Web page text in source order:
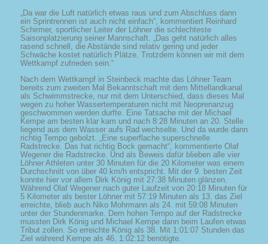
„Da war die Luft natürlich etwas raus und zum Abschluss dann
ein Sprintrennen ist auch nicht einfach“, kommentiert Reinhard
Schirmer, sportlicher Leiter der Löhner die schlechteste
Saisonplatzierung seiner Mannschaft. „Das geht natürlich alles
rasend schnell, die Abstände sind relativ gering und jeder
Schwäche kostet natürlich Plätze. Trotzdem können wir mit dem
Wettkampf zufrieden sein.“
Nach dem Wettkampf in Steinbeck machte das Löhner Team
bereits zum zweiten Mal Bekanntschaft mit dem Mittellandkanal
als Schwimmstrecke, nur mit dem Unterschied, dass dieses Mal
wegen zu hoher Wassertemperaturen nicht mit Neoprenanzug
geschwommen werden durfte. Eine Tatsache mit der Michael
Kempe am besten klar kam und nach 8:28 Minuten an 20. Stelle
liegend aus dem Wasser aufs Rad wechselte. Und da wurde dann
richtig Tempo gebolzt. „Eine superflache superschnelle
Radstrecke. Das hat richtig Bock gemacht“, kommentierte Olaf
Wegener die Radstrecke. Und als Beweis dafür blieben alle vier
Löhner Athleten unter 30 Minuten für die 20 Kilometer was einem
Durchschnitt von über 40 km/h entspricht. Mit der 9. besten Zeit
konnte hier vor allem Dirk König mit 27:38 Minuten glänzen.
Während Olaf Wegener nach guter Laufzeit von 20:18 Minuten für
5 Kilometer als bester Löhner mit 57:19 Minuten als 13. das Ziel
erreichte, blieb auch Niko Mohrmann als 24. mit 59:08 Minuten
unter der Stundenmarke. Dem hohen Tempo auf der Radstrecke
mussten Dirk König und Michael Kempe dann beim Laufen etwas
Tribut zollen. So erreichte König als 38. Mit 1:01:07 Stunden das
Ziel während Kempe als 46. 1:02:12 benötigte.